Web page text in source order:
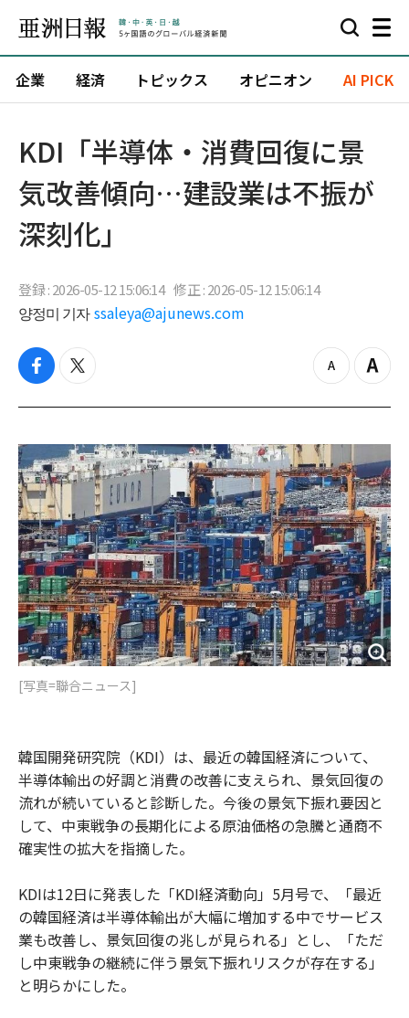
企業 経済 トピックス オピニオン AI PICK
KDI「半導体・消費回復に景
気改善傾向…建設業は不振が
深刻化」
登録 : 2026-05-12 15:06:14 修正 : 2026-05-12 15:06:14
양정미 기자 ssaleya@ajunews.com
f
c
b
o
o
k
t
i
t
e
r
z
o
o
u
t
Z
o
i
n
[写真=聯合ニュース]
韓国開発研究院（KDI）は、最近の韓国経済について、
半導体輸出の好調と消費の改善に支えられ、景気回復の
流れが続いていると診断した。今後の景気下振れ要因と
して、中東戦争の長期化による原油価格の急騰と通商不
確実性の拡大を指摘した。
KDIは12日に発表した「KDI経済動向」5月号で、「最近
の韓国経済は半導体輸出が大幅に増加する中でサービス
業も改善し、景気回復の兆しが見られる」とし、「ただ
し中東戦争の継続に伴う景気下振れリスクが存在する」
と明らかにした。